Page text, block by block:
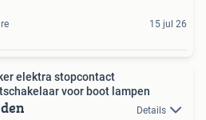
15 jul 26
elektra stopcontact
voor boot lampen
Details